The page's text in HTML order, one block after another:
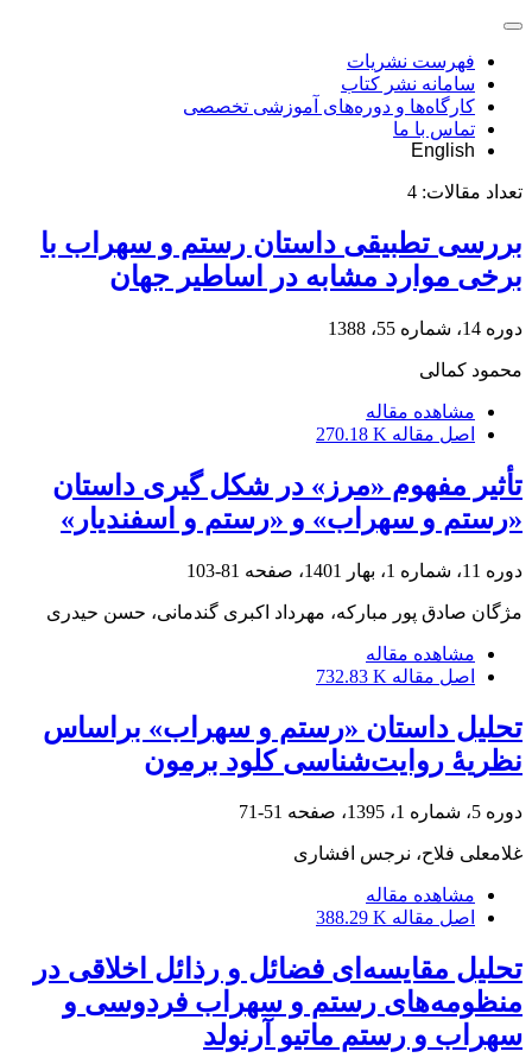
فهرست نشریات
سامانه نشر کتاب
کارگاه‌ها و دوره‌های آموزشی تخصصی
تماس با ما
English
تعداد مقالات: 4
بررسی تطبیقی داستان رستم و سهراب با
برخی موارد مشابه در اساطیر جهان
دوره 14، شماره 55، 1388
محمود کمالی
مشاهده مقاله
اصل مقاله 270.18 K
تأثیر مفهوم «مرز» در شکل گیری داستان
«رستم و سهراب» و «رستم و اسفندیار»
دوره 11، شماره 1، بهار 1401، صفحه 81-103
مژگان صادق پور مبارکه، مهرداد اکبری گندمانی، حسن حیدری
مشاهده مقاله
اصل مقاله 732.83 K
تحلیل داستان «رستم و سهراب» براساس
نظریۀ روایت‌شناسی کلود برمون
دوره 5، شماره 1، 1395، صفحه 51-71
غلامعلی فلاح، نرجس افشاری
مشاهده مقاله
اصل مقاله 388.29 K
تحلیل مقایسه‌ای فضائل و رذائل اخلاقی در
منظومه‌های رستم و سهراب فردوسی و
سهراب و رستم ماتیو آرنولد